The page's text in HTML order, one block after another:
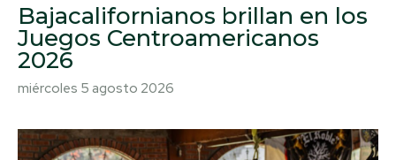
Bajacalifornianos brillan en los
Juegos Centroamericanos
2026
miércoles 5 agosto 2026